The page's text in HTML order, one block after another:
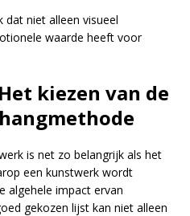
dat niet alleen visueel
waarde heeft voor
kiezen van de
is net zo belangrijk als het
een kunstwerk wordt
algehele impact ervan
gekozen lijst kan niet alleen